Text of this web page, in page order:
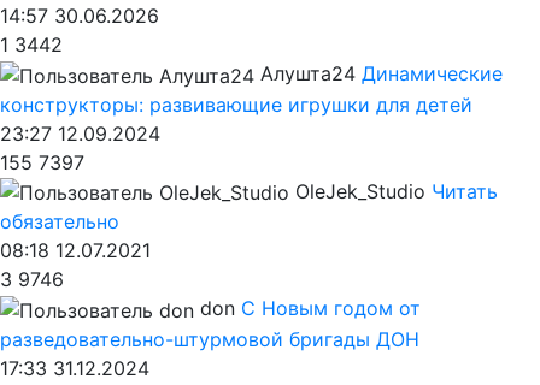
14:57 30.06.2026
1 3442
Алушта24 Динамические
конструкторы: развивающие игрушки для детей
23:27 12.09.2024
155 7397
OleJek_Studio Читать
обязательно
08:18 12.07.2021
3 9746
don С Новым годом от
разведовательно-штурмовой бригады ДОН
17:33 31.12.2024